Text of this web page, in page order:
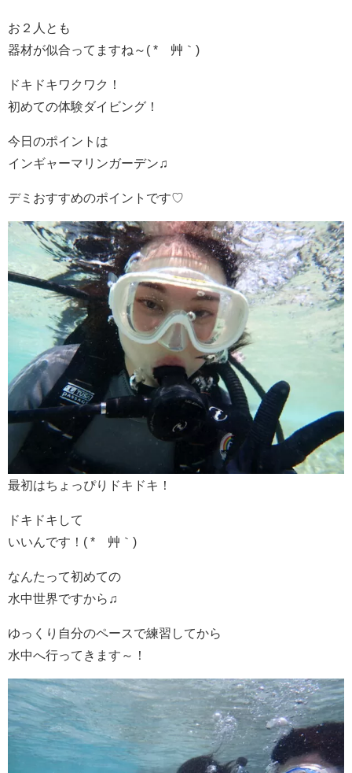
お２人とも
器材が似合ってますね～( *´艸｀)
ドキドキワクワク！
初めての体験ダイビング！
今日のポイントは
インギャーマリンガーデン♫
デミおすすめのポイントです♡
最初はちょっぴりドキドキ！
ドキドキして
いいんです！( *´艸｀)
なんたって初めての
水中世界ですから♫
ゆっくり自分のペースで練習してから
水中へ行ってきます～！